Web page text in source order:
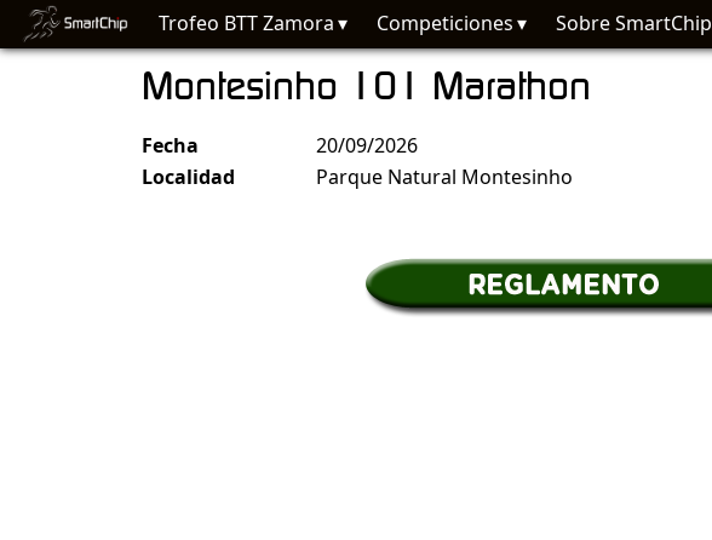
Trofeo BTT Zamora Competiciones Sobre SmartChip
Montesinho 101 Marathon
Fecha
20/09/2026
Localidad
Parque Natural Montesinho